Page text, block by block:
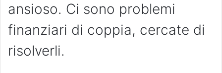
ansioso. Ci sono problemi
finanziari di coppia, cercate di
risolverli.